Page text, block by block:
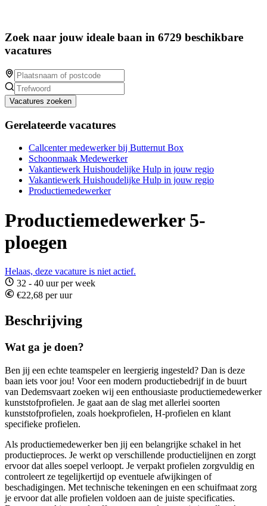
Zoek naar jouw ideale baan in 6729 beschikbare
vacatures
Vacatures zoeken
Gerelateerde vacatures
Callcenter medewerker bij Butternut Box
Schoonmaak Medewerker
Vakantiewerk Huishoudelijke Hulp in jouw regio
Vakantiewerk Huishoudelijke Hulp in jouw regio
Productiemedewerker
Productiemedewerker 5-
ploegen
Helaas, deze vacature is niet actief.
32 - 40 uur per week
€22,68 per uur
Beschrijving
Wat ga je doen?
Ben jij een echte teamspeler en leergierig ingesteld? Dan is deze
baan iets voor jou! Voor een modern productiebedrijf in de buurt
van Dedemsvaart zoeken wij een enthousiaste productiemedewerker
kunststofprofielen. Je gaat aan de slag met allerlei soorten
kunststofprofielen, zoals hoekprofielen, H-profielen en klant
specifieke profielen.
Als productiemedewerker ben jij een belangrijke schakel in het
productieproces. Je werkt op verschillende productielijnen en zorgt
ervoor dat alles soepel verloopt. Je verpakt profielen zorgvuldig en
controleert ze tegelijkertijd op eventuele afwijkingen of
beschadigingen. Met technische tekeningen en een schuifmaat zorg
je ervoor dat alle profielen voldoen aan de juiste specificaties.